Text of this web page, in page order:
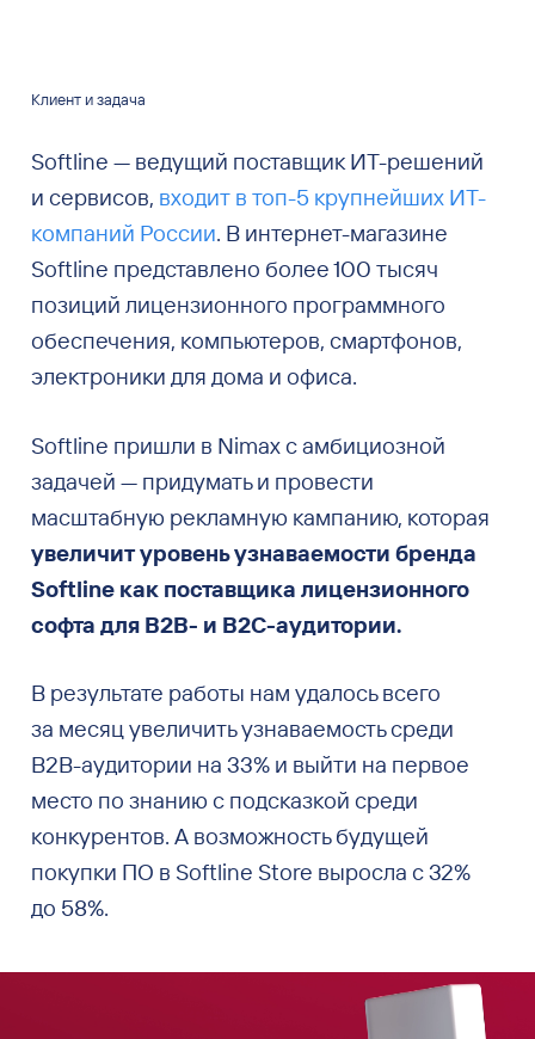
Клиент и задача
Softline — ведущий поставщик ИТ-решений
и сервисов, входит в топ-5 крупнейших ИТ-
компаний России. В интернет-магазине
Softline представлено более 100 тысяч
позиций лицензионного программного
обеспечения, компьютеров, смартфонов,
электроники для дома и офиса.
Softline пришли в Nimax с амбициозной
задачей — придумать и провести
масштабную рекламную кампанию, которая
увеличит уровень узнаваемости бренда
Softline как поставщика лицензионного
софта для B2B- и B2C-аудитории.
В результате работы нам удалось всего
за месяц увеличить узнаваемость среди
B2B-аудитории на 33% и выйти на первое
место по знанию с подсказкой среди
конкурентов. А возможность будущей
покупки ПО в Softline Store выросла с 32%
до 58%.